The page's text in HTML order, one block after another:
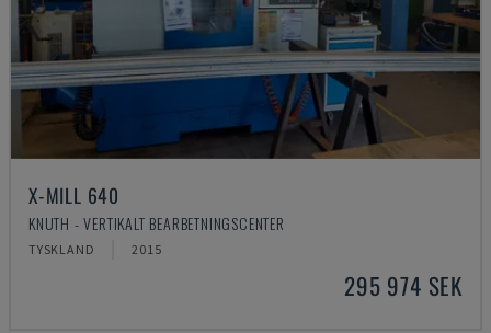
X-MILL 640
KNUTH - VERTIKALT BEARBETNINGSCENTER
TYSKLAND 2015
295 974 SEK